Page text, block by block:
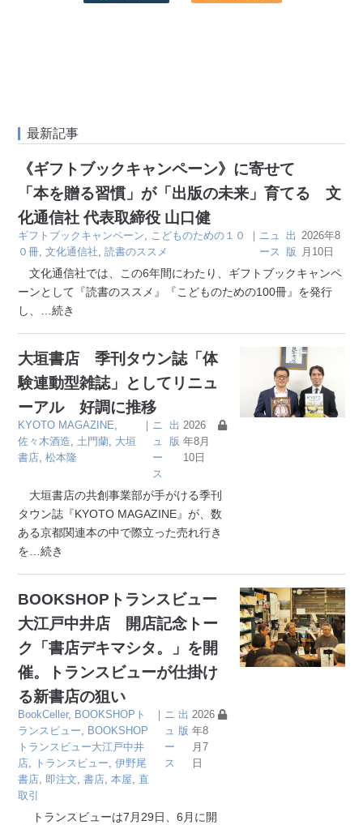
最新記事
《ギフトブックキャンペーン》に寄せて
「本を贈る習慣」が「出版の未来」育てる 文
化通信社 代表取締役 山口健
ギフトブックキャンペーン, こどものための１０
０冊,文化通信社,読書のススメ
｜ ニュ
ース
出
版
2026年8
月10日
文化通信社では、この6年間にわたり、ギフトブックキャンペ
ーンとして『読書のススメ』『こどものための100冊』を発行
し、
…続き
大垣書店 季刊タウン誌「体
験連動型雑誌」としてリニュ
ーアル 好調に推移
KYOTO MAGAZINE,
佐々木酒造,土門蘭, 大垣
書店,松本隆
｜ ニ
ュ
ー
ス
出
版
2026
年8月
10日
大垣書店の共創事業部が手がける季刊
タウン誌『KYOTO MAGAZINE』が、数
ある京都関連本の中で際立った売れ行き
を …続き
BOOKSHOPトランスビュー
大江戸中井店 開店記念トー
ク「書店デキマシタ。」を開
催。トランスビューが仕掛け
る新書店の狙い
BookCeller, BOOKSHOPト
ランスビュー, BOOKSHOP
トランスビュー大江戸中井
店, トランスビュー,伊野尾
書店, 即注文,書店,本屋, 直
取引
｜ ニ
ュ
ー
ス
出
版
2026
年8
月7
日
トランスビューは7月29日、6月に開